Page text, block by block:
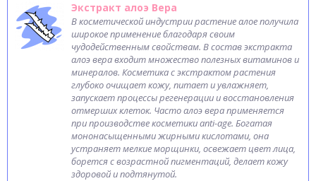
Экстракт алоэ Вера
В косметической индустрии растение алое получила
широкое применение благодаря своим
чудодейственным свойствам. В состав экстракта
алоэ вера входит множество полезных витаминов и
минералов. Косметика с экстрактом растения
глубоко очищает кожу, питает и увлажняет,
запускает процессы регенерации и восстановления
отмерших клеток. Часто алоэ вера применяется
при производстве косметики anti-age. Богатая
мононасыщенными жирными кислотами, она
устраняет мелкие морщинки, освежает цвет лица,
борется с возрастной пигментаций, делает кожу
здоровой и подтянутой.